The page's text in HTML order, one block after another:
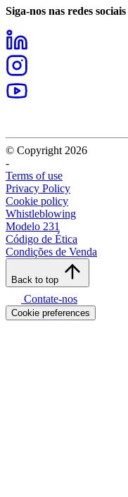
Siga-nos nas redes sociais
© Copyright 2026
-
Terms of use
Privacy Policy
Cookie policy
Whistleblowing
Modelo 231
Código de Ética
Condições de Venda
Back to top
Contate-nos
Cookie preferences